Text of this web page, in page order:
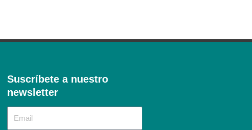
Suscríbete a nuestro
newsletter​